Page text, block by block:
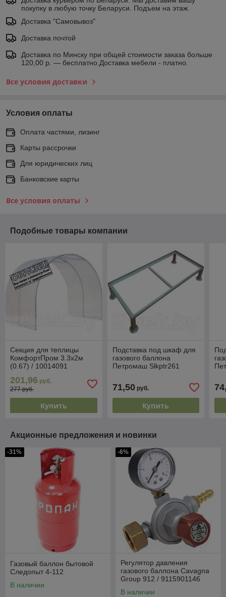
покупку в любую точку Беларуси. Подъем на этаж.
Доставка "Самовывоз"
Доставка почтой
Доставка по Минску при общей стоимости заказа больше
120,00 р. — бесплатно.Доставка мебели - платно.
Все условия доставки
Условия оплаты
Оплата частями, лизинг
Карты рассрочки
Для юридических лиц
Банковские карты
Все условия оплаты
Подобные товары компании
Секция для теплицы
КомфортПром 3.3x2м
(0.67) / 10014091
201,96 руб.
277 руб.
Купить
Подставка под шкаф для
газового баллона
Петромаш Slkptr261
71,50руб.
Купить
Акционные предложения и новинки
-31%
Газовый баллон бытовой
Следопыт 4-112
В наличии
-6%
Регулятор давления
газового баллона Cavagna
Group 912 / 9115901146
В наличии